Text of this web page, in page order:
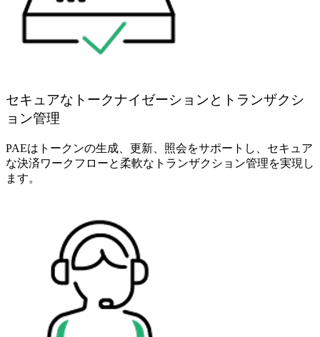
セキュアなトークナイゼーションとトランザクシ
ョン管理
PAEはトークンの生成、更新、照会をサポートし、セキュア
な決済ワークフローと柔軟なトランザクション管理を実現し
ます。